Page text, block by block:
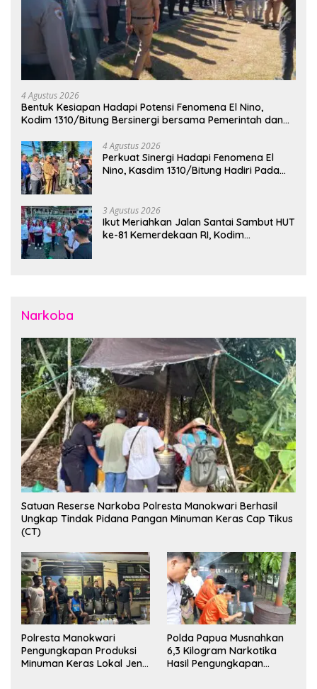
4 Agustus 2026
Bentuk Kesiapan Hadapi Potensi Fenomena El Nino,
Kodim 1310/Bitung Bersinergi bersama Pemerintah dan
Bencana
4 Agustus 2026
Perkuat Sinergi Hadapi Fenomena El
Nino, Kasdim 1310/Bitung Hadiri Pada
3 Agustus 2026
Ikut Meriahkan Jalan Santai Sambut HUT
ke-81 Kemerdekaan RI, Kodim
Narkoba
Satuan Reserse Narkoba Polresta Manokwari Berhasil
Ungkap Tindak Pidana Pangan Minuman Keras Cap Tikus
(CT)
Polresta Manokwari
Pengungkapan Produksi
Minuman Keras Lokal Jenis
Polda Papua Musnahkan
6,3 Kilogram Narkotika
Hasil Pengungkapan